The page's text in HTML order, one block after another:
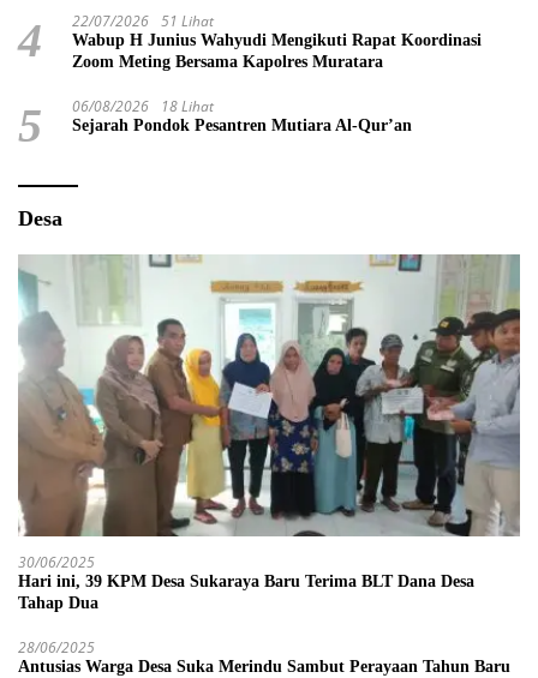
4 22/07/2026 51 Lihat
Wabup H Junius Wahyudi Mengikuti Rapat Koordinasi
Zoom Meting Bersama Kapolres Muratara
5 06/08/2026 18 Lihat
Sejarah Pondok Pesantren Mutiara Al-Qur’an
Desa
30/06/2025
Hari ini, 39 KPM Desa Sukaraya Baru Terima BLT Dana Desa
Tahap Dua
28/06/2025
Antusias Warga Desa Suka Merindu Sambut Perayaan Tahun Baru